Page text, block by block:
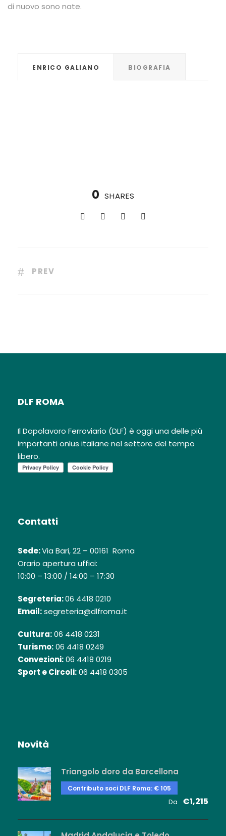
di nuovo sono nate.
ENRICO GALIANO BIOGRAFIA
0 SHARES
PREV
DLF ROMA
Il Dopolavoro Ferroviario (DLF) è oggi una delle più
importanti onlus italiane nel settore del tempo
libero.
Contatti
Sede:Via Bari, 22 – 00161 Roma
Orario apertura uffici:
10:00 – 13:00 / 14:00 – 17:30
Segreteria:06 4418 0210
Email:segreteria@dlfroma.it
Cultura:06 4418 0231
Turismo:06 4418 0249
Convezioni:06 4418 0219
Sport e Circoli:06 4418 0305
Novità
Triangolo doro da Barcellona
Contributo soci DLF Roma: € 105
Da €1,215